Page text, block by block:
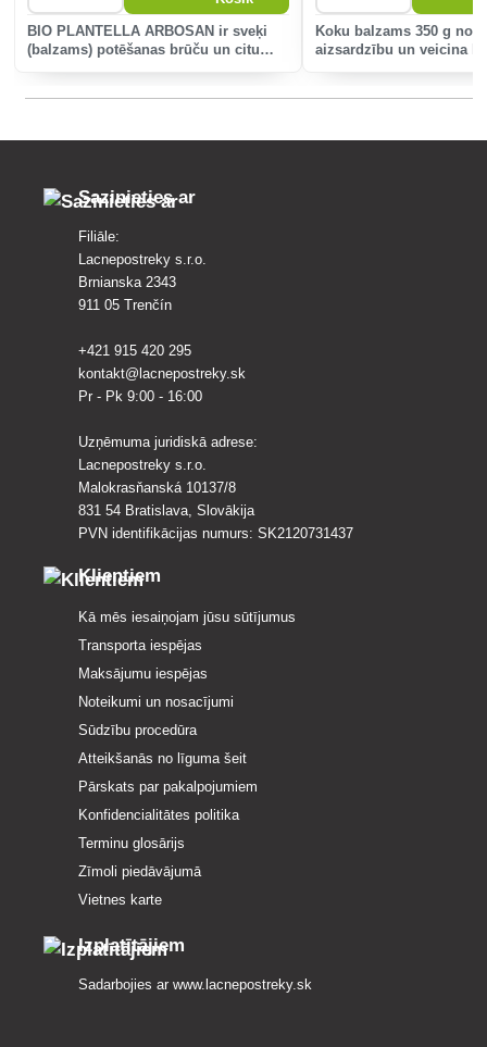
BIO PLANTELLA ARBOSAN ir sveķi
(balzams) potēšanas brūču un citu
Koku balzams 350 g
aizsardzību un veicina
Sazinieties ar
Filiāle:
Lacnepostreky s.r.o.
Brnianska 2343
911 05 Trenčín
+421 915 420 295
kontakt@lacnepostreky.sk
Pr - Pk 9:00 - 16:00
Uzņēmuma juridiskā adrese:
Lacnepostreky s.r.o.
Malokrasňanská 10137/8
831 54 Bratislava, Slovākija
PVN identifikācijas numurs: SK2120731437
Klientiem
Kā mēs iesaiņojam jūsu sūtījumus
Transporta iespējas
Maksājumu iespējas
Noteikumi un nosacījumi
Sūdzību procedūra
Atteikšanās no līguma šeit
Pārskats par pakalpojumiem
Konfidencialitātes politika
Terminu glosārijs
Zīmoli piedāvājumā
Vietnes karte
Izplatītājiem
Sadarbojies ar www.lacnepostreky.sk